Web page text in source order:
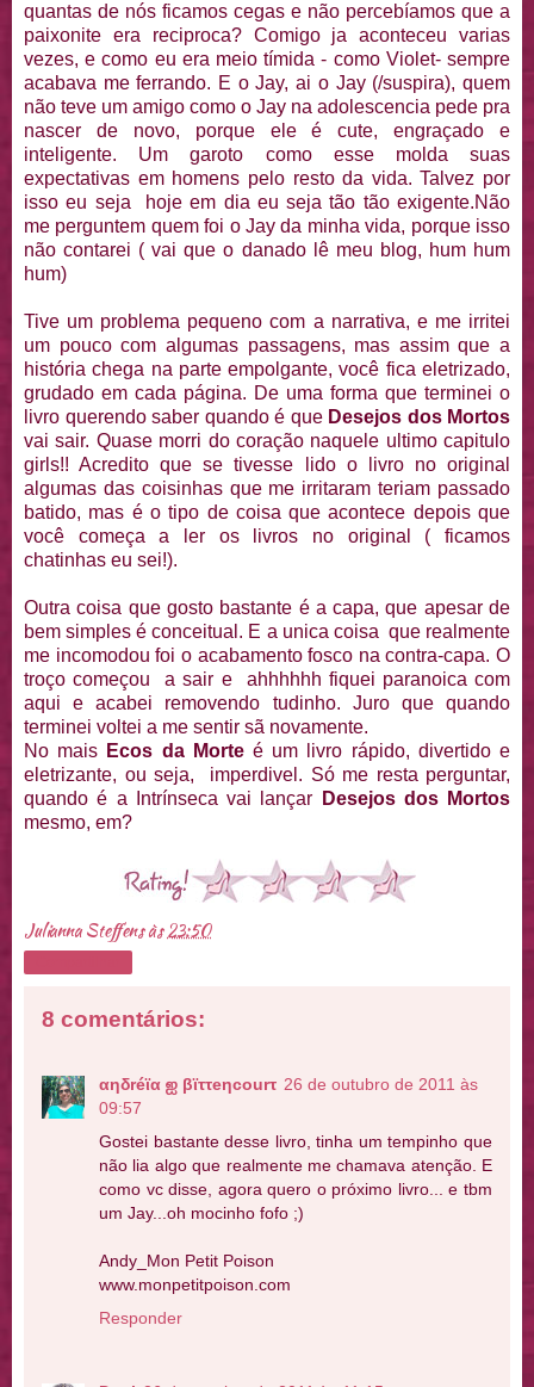
quantas de nós ficamos cegas e não percebíamos que a
paixonite era reciproca? Comigo ja aconteceu varias
vezes, e como eu era meio tímida - como Violet- sempre
acabava me ferrando. E o Jay, ai o Jay (/suspira), quem
não teve um amigo como o Jay na adolescencia pede pra
nascer de novo, porque ele é cute, engraçado e
inteligente. Um garoto como esse molda suas
expectativas em homens pelo resto da vida. Talvez por
isso eu seja hoje em dia eu seja tão tão exigente.Não
me perguntem quem foi o Jay da minha vida, porque isso
não contarei ( vai que o danado lê meu blog, hum hum
hum)
Tive um problema pequeno com a narrativa, e me irritei
um pouco com algumas passagens, mas assim que a
história chega na parte empolgante, você fica eletrizado,
grudado em cada página. De uma forma que terminei o
livro querendo saber quando é que Desejos dos Mortos
vai sair. Quase morri do coração naquele ultimo capitulo
girls!! Acredito que se tivesse lido o livro no original
algumas das coisinhas que me irritaram teriam passado
batido, mas é o tipo de coisa que acontece depois que
você começa a ler os livros no original ( ficamos
chatinhas eu sei!).
Outra coisa que gosto bastante é a capa, que apesar de
bem simples é conceitual. E a unica coisa que realmente
me incomodou foi o acabamento fosco na contra-capa. O
troço começou a sair e ahhhhhh fiquei paranoica com
aqui e acabei removendo tudinho. Juro que quando
terminei voltei a me sentir sã novamente.
No mais Ecos da Morteé um livro rápido, divertido e
eletrizante, ou seja, imperdivel. Só me resta perguntar,
quando é a Intrínseca vai lançar
Desejos dos Mortos
mesmo, em?
Julianna Steffensàs23:50
8 comentários:
αηδréϊα ஐ βϊττeηcourτ 26 de outubro de 2011 às
09:57
Gostei bastante desse livro, tinha um tempinho que
não lia algo que realmente me chamava atenção. E
como vc disse, agora quero o próximo livro... e tbm
um Jay...oh mocinho fofo ;)
Andy_Mon Petit Poison
www.monpetitpoison.com
Responder